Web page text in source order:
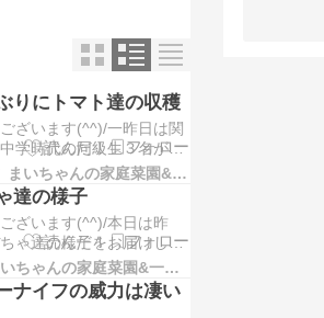
りにトマト達の収穫
ざいます(^^)/一昨日は関
学時代の同級生３名が集
で昼飲みをしました。卒
。。。昔話に花が咲き、
時を過ごしました (^.^)そ
は４時３０分に起きて、
クラ、きゅうり、ゴーヤ
した！！ところで本日
間ぶ…
まいちゃんの家庭菜園&一人農業
達の様子
ざいます(^^)/本日は昨
ゃ達の様子をお届けしま
ちゃ。。。 種蒔き後８０
種蒔き５/１７）ブラック
コリンキー、バターナッ
まいちゃんの家庭菜園&一人農業
ナイフの威力は凄い